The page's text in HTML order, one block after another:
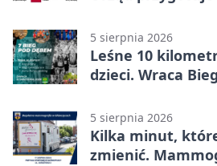
5 sierpnia 2026
Leśne 10
dzieci. Wraca
5 sierpnia 2026
Kilka minut,
zmienić.